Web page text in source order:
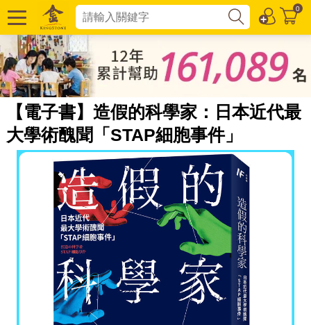
0
【電子書】造假的科學家：日本近代最
大學術醜聞「STAP細胞事件」